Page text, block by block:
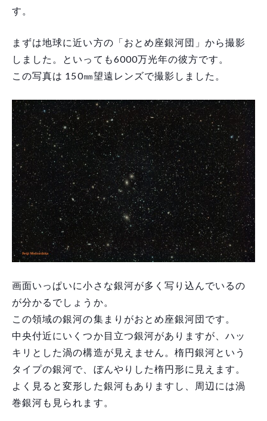
す。
まずは地球に近い方の「おとめ座銀河団」から撮影
しました。といっても6000万光年の彼方です。
この写真は 150㎜望遠レンズで撮影しました。
画面いっぱいに小さな銀河が多く写り込んでいるの
が分かるでしょうか。
この領域の銀河の集まりがおとめ座銀河団です。
中央付近にいくつか目立つ銀河がありますが、ハッ
キリとした渦の構造が見えません。楕円銀河という
タイプの銀河で、ぼんやりした楕円形に見えます。
よく見ると変形した銀河もありますし、周辺には渦
巻銀河も見られます。